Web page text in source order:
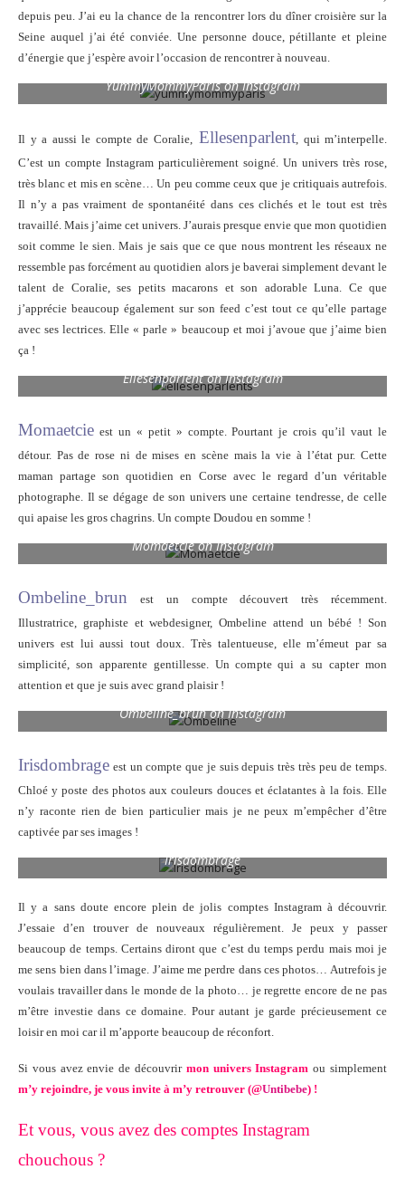
depuis peu. J’ai eu la chance de la rencontrer lors du dîner croisière sur la
Seine auquel j’ai été conviée. Une personne douce, pétillante et pleine
d’énergie que j’espère avoir l’occasion de rencontrer à nouveau.
YummyMommyParis on Instagram
Il y a aussi le compte de Coralie, Ellesenparlent, qui m’interpelle.
C’est un compte Instagram particulièrement soigné. Un univers très rose,
très blanc et mis en scène… Un peu comme ceux que je critiquais autrefois.
Il n’y a pas vraiment de spontanéité dans ces clichés et le tout est très
travaillé. Mais j’aime cet univers. J’aurais presque envie que mon quotidien
soit comme le sien. Mais je sais que ce que nous montrent les réseaux ne
ressemble pas forcément au quotidien alors je baverai simplement devant le
talent de Coralie, ses petits macarons et son adorable Luna. Ce que
j’apprécie beaucoup également sur son feed c’est tout ce qu’elle partage
avec ses lectrices. Elle « parle » beaucoup et moi j’avoue que j’aime bien
ça !
Ellesenparlent on Instagram
Momaetcie est un « petit » compte. Pourtant je crois qu’il vaut le
détour. Pas de rose ni de mises en scène mais la vie à l’état pur. Cette
maman partage son quotidien en Corse avec le regard d’un véritable
photographe. Il se dégage de son univers une certaine tendresse, de celle
qui apaise les gros chagrins. Un compte Doudou en somme !
Momaetcie on Instagram
Ombeline_brun est un compte découvert très récemment.
Illustratrice, graphiste et webdesigner, Ombeline attend un bébé ! Son
univers est lui aussi tout doux. Très talentueuse, elle m’émeut par sa
simplicité, son apparente gentillesse. Un compte qui a su capter mon
attention et que je suis avec grand plaisir !
Ombeline_brun on Instagram
Irisdombrage est un compte que je suis depuis très très peu de temps.
Chloé y poste des photos aux couleurs douces et éclatantes à la fois. Elle
n’y raconte rien de bien particulier mais je ne peux m’empêcher d’être
captivée par ses images !
Irisdombrage
Il y a sans doute encore plein de jolis comptes Instagram à découvrir.
J’essaie d’en trouver de nouveaux régulièrement. Je peux y passer
beaucoup de temps. Certains diront que c’est du temps perdu mais moi je
me sens bien dans l’image. J’aime me perdre dans ces photos… Autrefois je
voulais travailler dans le monde de la photo… je regrette encore de ne pas
m’être investie dans ce domaine. Pour autant je garde précieusement ce
loisir en moi car il m’apporte beaucoup de réconfort.
Si vous avez envie de découvrir mon univers Instagram ou simplement
m’y rejoindre, je vous invite à m’y retrouver (@Untibebe) !
Et vous, vous avez des comptes Instagram
chouchous ?